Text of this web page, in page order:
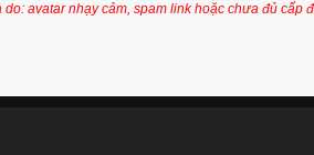
avatar nhạy cảm, spam link hoặc chưa đủ cấp